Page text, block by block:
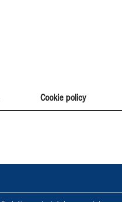
Cookie policy